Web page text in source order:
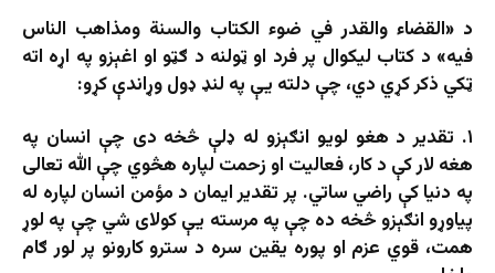
د «القضاء والقدر في ضوء الکتاب والسنة ومذاهب الناس
فیه» د کتاب لیکوال پر فرد او ټولنه د ګټو او اغېزو په اړه اته
ټکي ذکر کړي دي، چې دلته یې په لنډ ډول وړاندې کړو:
۱. تقدیر د هغو لویو انګېزو له ډلې څخه دی چې انسان په
هغه لار کې د کار، فعالیت او زحمت لپاره هڅوي چې الله تعالی
په دنیا کې راضي ساتي. پر تقدیر ایمان د مؤمن انسان لپاره له
پیاوړو انګېزو څخه ده چې په مرسته یې کولای شي چې په لوړ
همت، قوي عزم او پوره یقین سره د سترو کارونو پر لور ګام